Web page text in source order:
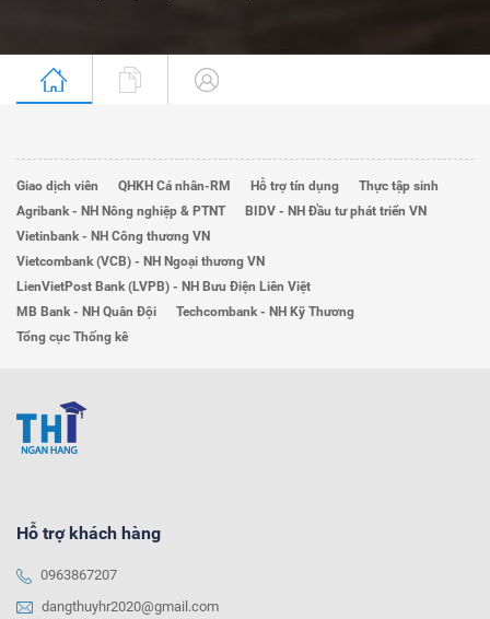
Giao dịch viên QHKH Cá nhân-RM Hỗ trợ tín dụng
Thực tập sinh
Agribank - NH Nông nghiệp & PTNT
BIDV - NH Đầu tư phát triển VN
Vietinbank - NH Công thương VN
Vietcombank (VCB) - NH Ngoại thương VN
LienVietPost Bank (LVPB) - NH Bưu Điện Liên Việt
MB Bank - NH Quân Đội
Techcombank - NH Kỹ Thương
Tổng cục Thống kê
Hỗ trợ khách hàng
0963867207
dangthuyhr2020@gmail.com